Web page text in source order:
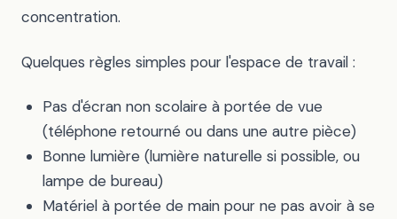
concentration.
Quelques règles simples pour l'espace de travail :
Pas d'écran non scolaire à portée de vue
(téléphone retourné ou dans une autre pièce)
Bonne lumière (lumière naturelle si possible, ou
lampe de bureau)
Matériel à portée de main pour ne pas avoir à se